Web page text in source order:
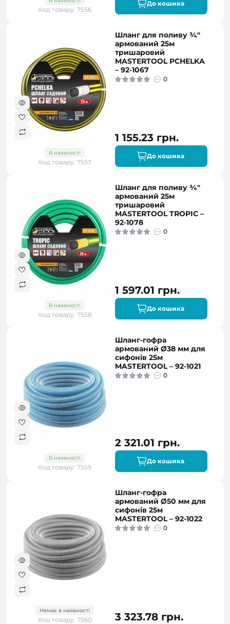
Код товару: 7556
До кошика
В наявності
Код товару: 7557
Шланг для поливу ¾"
армований 25м
тришаровий
MASTERTOOL PCHELKA
– 92-1067
0
1 155.23 грн.
До кошика
В наявності
Код товару: 7558
Шланг для поливу ¾"
армований 25м
тришаровий
MASTERTOOL TROPIC –
92-1078
0
1 597.01 грн.
До кошика
В наявності
Код товару: 7559
Шланг-гофра
армований Ø38 мм для
сифонів 25м
MASTERTOOL – 92-1021
0
2 321.01 грн.
До кошика
Немає в наявності
Код товару: 7560
Шланг-гофра
армований Ø50 мм для
сифонів 25м
MASTERTOOL – 92-1022
0
3 323.78 грн.